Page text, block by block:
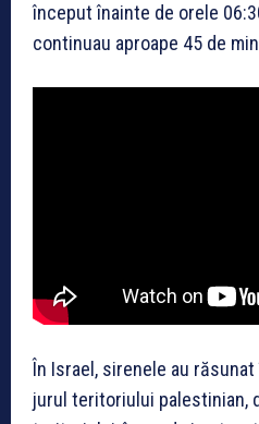
început înainte de orele
continuau aproape 45 de
În Israel, sirenele au
jurul teritoriului palestinian,